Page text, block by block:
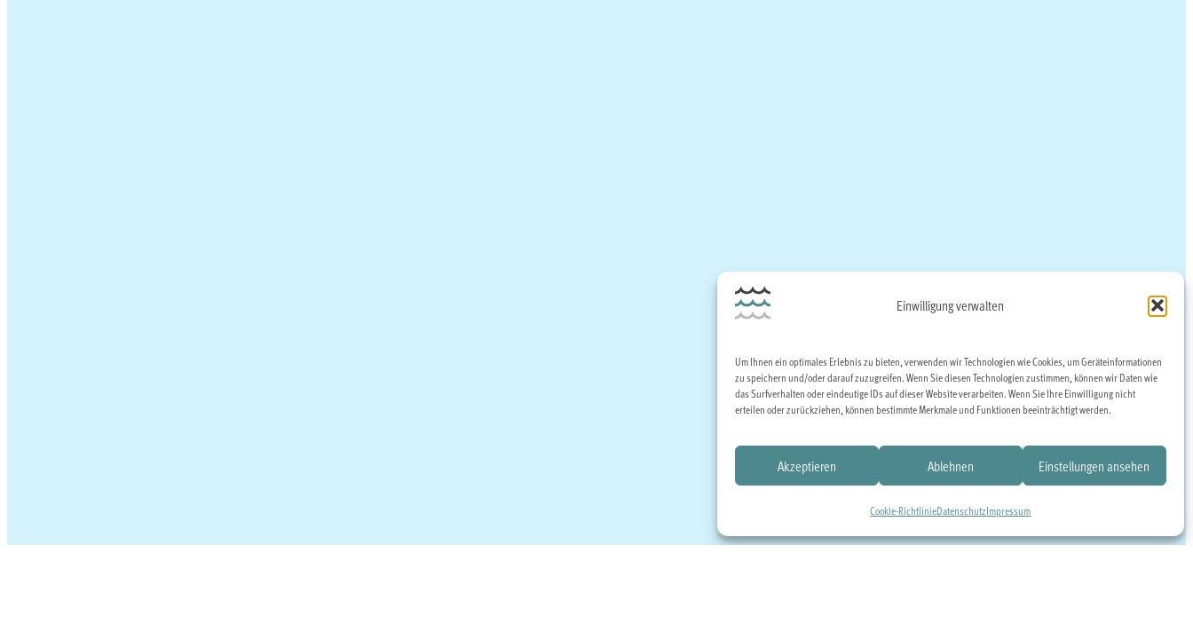
Einwilligung verwalten
Um Ihnen ein optimales Erlebnis zu bieten, verwenden wir Technologien wie Cookies, um Geräteinformationen
zu speichern und/oder darauf zuzugreifen. Wenn Sie diesen Technologien zustimmen, können wir Daten wie
das Surfverhalten oder eindeutige IDs auf dieser Website verarbeiten. Wenn Sie Ihre Einwilligung nicht
erteilen oder zurückziehen, können bestimmte Merkmale und Funktionen beeinträchtigt werden.
Akzeptieren Ablehnen Einstellungen ansehen
Cookie-RichtlinieDatenschutzImpressum